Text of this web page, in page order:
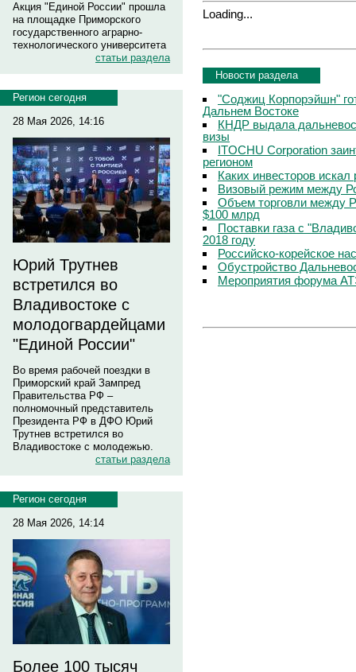
Акция "Единой России" прошла
на площадке Приморского
государственного аграрно-
технологического университета
статьи раздела
Регион сегодня
28 Мая 2026, 14:16
Юрий Трутнев
встретился во
Владивостоке с
молодогвардейцами
"Единой России"
Во время рабочей поездки в
Приморский край Зампред
Правительства РФ –
полномочный представитель
Президента РФ в ДФО Юрий
Трутнев встретился во
Владивостоке с молодежью.
статьи раздела
Регион сегодня
28 Мая 2026, 14:14
Более 100 тысяч
Loading...
Новости раздела
"Соджиц Корпорэйшн"
Дальнем Востоке
КНДР выдала
визы
ITOCHU Corporation
регионом
Каких инвесторов искал
Визовый режим между
Объем торговли между
$100 млрд
Поставки газа с
2018 году
Российско-корейское
Обустройство
Мероприятия форума